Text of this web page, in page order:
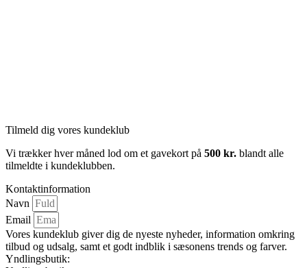
Tilmeld dig vores kundeklub
Vi trækker hver måned lod om et gavekort på 500 kr. blandt alle
tilmeldte i kundeklubben.
Kontaktinformation
Navn
Email
Vores kundeklub giver dig de nyeste nyheder, information omkring
tilbud og udsalg, samt et godt indblik i sæsonens trends og farver.
Yndlingsbutik: